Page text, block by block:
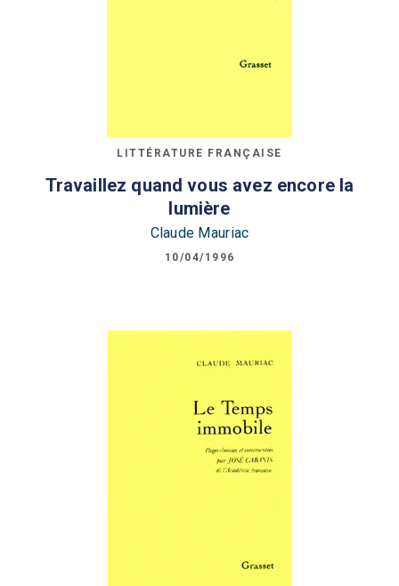
LITTÉRATURE FRANÇAISE
Travaillez quand vous avez encore la
lumière
Claude Mauriac
10/04/1996